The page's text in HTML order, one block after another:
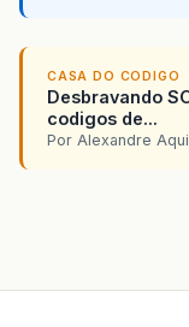
CASA DO CODIGO
Desbravando
codigos de...
Por Alexandre